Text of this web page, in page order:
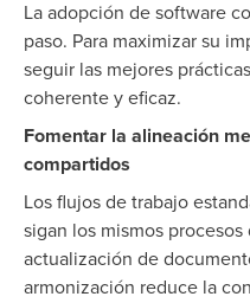
La adopción de software
paso. Para maximizar su
seguir las mejores
coherente y eficaz.
Fomentar la alineación
compartidos
Los flujos de trabajo
sigan los mismos
actualización de
armonización reduce la